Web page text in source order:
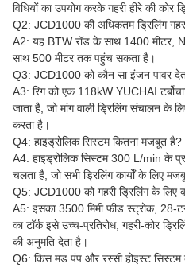
विधियों का उपयोग करके गहरी हीरे की कोर
Q2: JCD1000 की अधिकतम ड्रिलिंग
A2: यह BTW रॉड के साथ 1400 मीटर,
साथ 500 मीटर तक पहुंच सकता है।
Q3: JCD1000 को कौन सा इंजन पावर
A3: रिग को एक 118kW YUCHAI
जाता है, जो मांग वाली ड्रिलिंग संचालन के
करता है।
Q4: हाइड्रोलिक सिस्टम कितना मजबूत है?
A4: हाइड्रोलिक सिस्टम 300 L/min के
चलता है, जो सभी ड्रिलिंग कार्यों के लिए
Q5: JCD1000 को गहरी ड्रिलिंग के लिए
A5: इसका 3500 मिमी फीड स्ट्रोक,
का टॉर्क इसे उच्च-प्रतिरोध, गहरी-कोर
की अनुमति देता है।
Q6: किस मड पंप और रस्सी होइस्ट सिस्टम